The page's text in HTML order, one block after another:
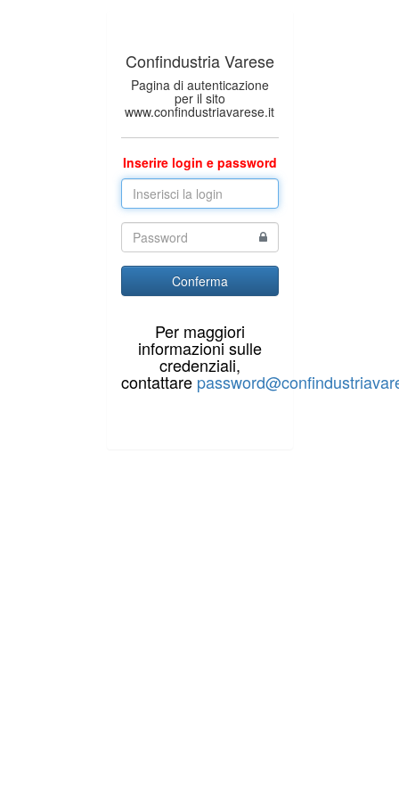
Confindustria Varese
Pagina di autenticazione
per il sito
www.confindustriavarese.it
Inserire login e password
Conferma
Per maggiori
informazioni sulle
credenziali,
contattare